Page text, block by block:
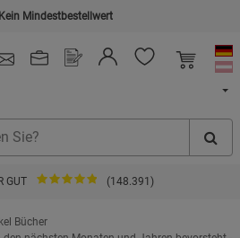
Kein Mindestbestellwert
GUT (148.391)
Shop
Bücher